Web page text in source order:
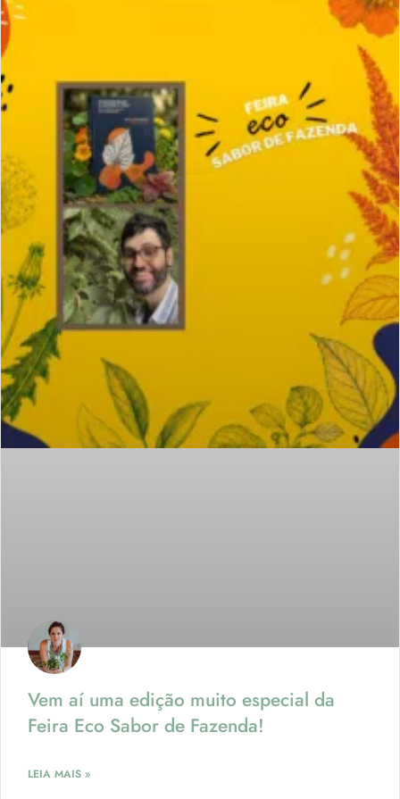
Vem aí uma edição muito especial da
Feira Eco Sabor de Fazenda!
LEIA MAIS »